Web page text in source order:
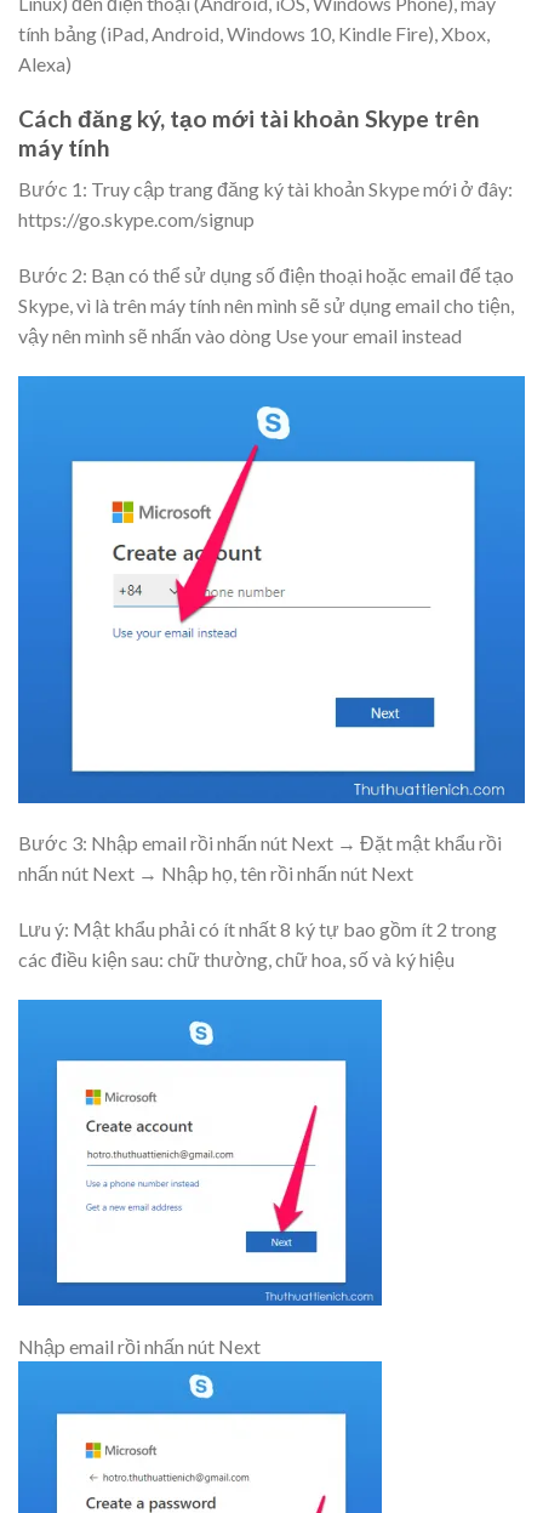
tính bảng (iPad, Android, Windows 10, Kindle Fire), Xbox,
Alexa)
Cách đăng ký, tạo mới tài khoản Skype trên
máy tính
Bước 1: Truy cập trang đăng ký tài khoản Skype mới ở đây:
https://go.skype.com/signup
Bước 2: Bạn có thể sử dụng số điện thoại hoặc email để tạo
Skype, vì là trên máy tính nên mình sẽ sử dụng email cho tiện,
vậy nên mình sẽ nhấn vào dòng Use your email instead
Bước 3: Nhập email rồi nhấn nút Next → Đặt mật khẩu rồi
nhấn nút Next → Nhập họ, tên rồi nhấn nút Next
Lưu ý: Mật khẩu phải có ít nhất 8 ký tự bao gồm ít 2 trong
các điều kiện sau: chữ thường, chữ hoa, số và ký hiệu
Nhập email rồi nhấn nút Next